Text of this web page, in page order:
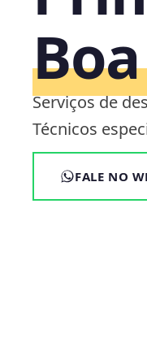
Serviços de
Técnicos
FALE NO